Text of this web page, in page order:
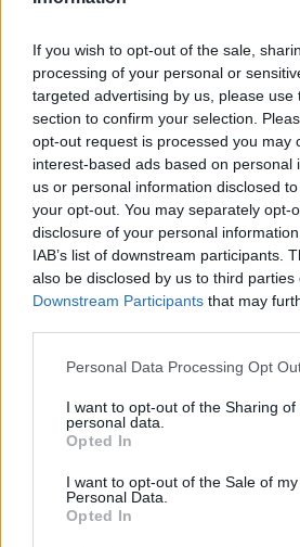
If you wish to opt-out of the sale,
processing of your personal or
targeted advertising by us, please use
section to confirm your selection.
opt-out request is processed you may
interest-based ads based on personal
us or personal information disclosed
your opt-out. You may separately opt-
disclosure of your personal
IAB’s list of downstream participants.
also be disclosed by us to third parties
Downstream Participants that may
Personal Data Processing Opt
I want to opt-out of the Sharing of
personal data.
Opted In
I want to opt-out of the Sale of my
Personal Data.
Opted In
δέματα: Τι
Ιουλίου
09:23, 30 Ιουνίου
ΟΙΚΟΝΟΜΊΑ
Γιατί «δεν
κανενός
απείλησε
100%
17:40, 27 Ιουνίου
ΟΙΚΟΝΟΜΊΑ
Ο Τραμπ